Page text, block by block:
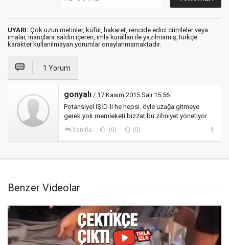
UYARI: Çok uzun metinler, küfür, hakaret, rencide edici cümleler veya
imalar, inançlara saldırı içeren, imla kuralları ile yazılmamış,Türkçe
karakter kullanılmayan yorumlar onaylanmamaktadır.
1 Yorum
gonyalı / 17 Kasım 2015 Salı 15:56
Potansiyel IŞİD-li he hepsi. öyle uzağa gitmeye
gerek yok memleketi bizzat bu zihniyet yönetiyor.
Yanıtla (0) (0)
Benzer Videolar